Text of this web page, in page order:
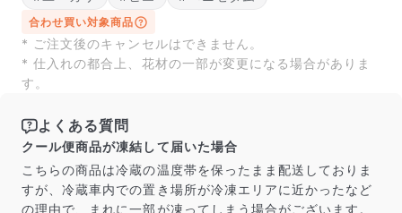
写真と同じものが届く？
商品ページに掲載している写真は、実際にお届けする商
品を撮影したものです。お花は生き物なので、どうして
合わせ買い対象商品
* ご注文後のキャンセルはできません。
* 仕入れの都合上、花材の一部が変更になる場合がありま
す。
よくある質問
クール便商品が凍結して届いた場合
こちらの商品は冷蔵の温度帯を保ったまま配送しておりま
すが、冷蔵車内での置き場所が冷凍エリアに近かったなど
の理由で、まれに一部が凍ってしまう場合がございます。